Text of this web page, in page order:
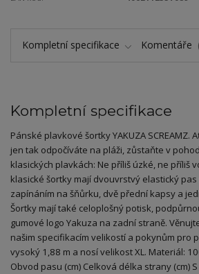
Kompletní specifikace Komentáře
Kompletní specifikace
Pánské plavkové šortky YAKUZA SCREAMZ.
jen tak odpočíváte na pláži, zůstaňte v
klasických plavkách: Ne příliš úzké, ne příliš
klasické šortky mají dvouvrstvý elastický
zapínáním na šňůrku, dvě přední kapsy a
Šortky mají také celoplošný potisk,
gumové logo Yakuza na zadní straně.
našim specifikacím velikostí a pokynům pro
vysoký 1,88 m a nosí velikost XL. Materiál:
Obvod pasu (cm) Celková délka strany (cm)